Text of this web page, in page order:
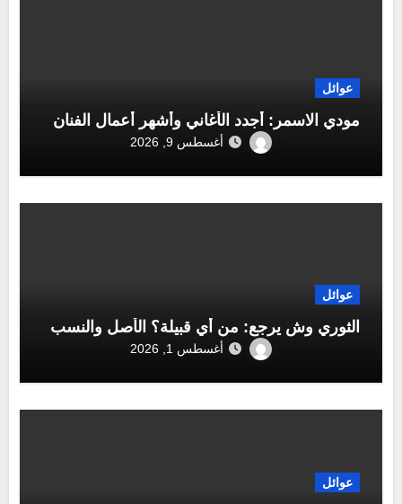
عوائل
مودي الاسمر: أجدد الأغاني وأشهر أعمال الفنان
أغسطس 9, 2026
عوائل
الثوري وش يرجع: من أي قبيلة؟ الأصل والنسب
أغسطس 1, 2026
عوائل